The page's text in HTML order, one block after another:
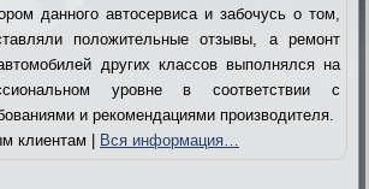
данного автосервиса и забочусь о том,
положительные отзывы, а ремонт
других классов выполнялся на
уровне в соответствии с
и рекомендациями производителя.
клиентам | Вся информация…